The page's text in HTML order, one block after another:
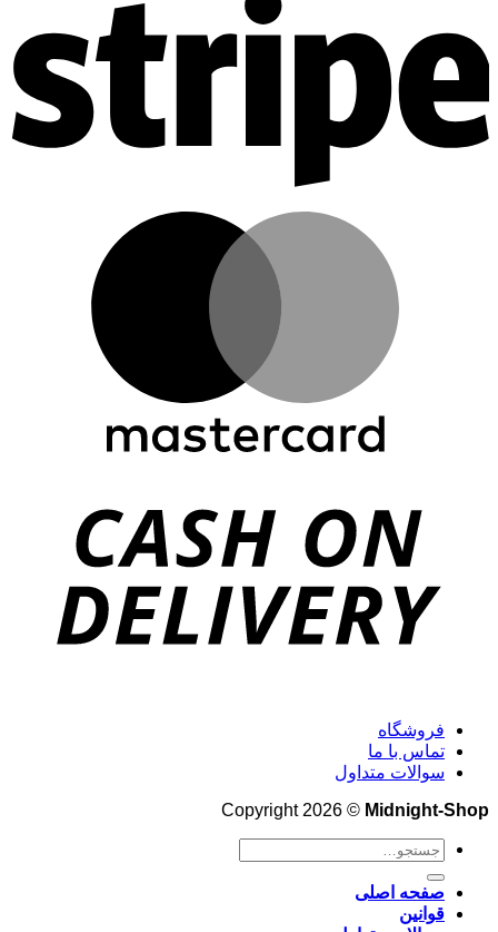
فروشگاه
تماس با ما
سوالات متداول
Copyright 2026 © Midnight-Shop
جستجو
صفحه اصلی
قوانین